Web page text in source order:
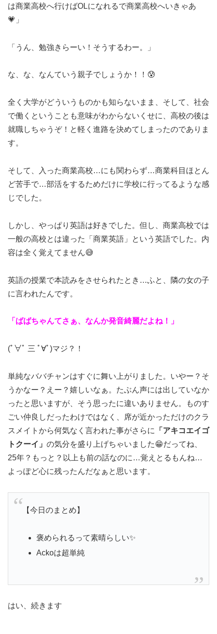
は商業高校へ行けばOLになれるで商業高校へいきゃあ
💗」
「うん、勉強きらーい！そうするわー。」
な、な、なんていう親子でしょうか！！😰
全く大学がどういうものかも知らないまま、そして、社会
で働くということも意味がわからないくせに、高校の後は
就職しちゃうぞ！と軽く進路を決めてしまったのでありま
す。
そして、入った商業高校…にも関わらず…商業科目ほとん
ど苦手で…部活をするためだけに学校に行ってるような感
じでした。
しかし、やっぱり英語は好きでした。但し、商業高校では
一般の高校とは違った「商業英語」という英語でした。内
容は全く覚えてません😅
英語の授業で本読みをさせられたとき…ふと、隣の女の子
に言われたんです。
「ばばちゃんてさぁ、なんか発音綺麗だよね！」
(ﾟ∀ﾟ 三 ﾟ∀ﾟ)マジ？！
単純なババチャンはすぐに舞い上がりました。いやー？そ
うかなー？えー？嬉しいなぁ。たぶん声には出していなか
ったと思いますが、そう思ったに違いありません。ものす
ごい仲良しだったわけではなく、席が近かっただけのクラ
スメイトから何気なく言われた事がさらに
「アキコエイゴ
トクーイ」 の気分を盛り上げちゃいました😁だってね、
25年？もっと？以上も前の話なのに…覚えとるもんね…
よっぽど心に残ったんだなぁと思います。
【今日のまとめ】
褒められるって素晴らしい✨
Ackoは超単純
はい、続きます